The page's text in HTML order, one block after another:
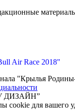
Air Race 2018"
"Крылья
ДИЗАЙН”
cookie для вашего